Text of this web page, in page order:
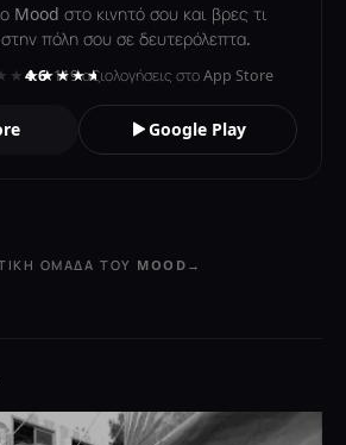
Mood στο κινητό σου και βρες τι
στην πόλη σου σε δευτερόλεπτα.
★★★★★
4.6· 119 αξιολογήσεις στο App Store
Google Play
ΟΜΆΔΑ ΤΟΥ MOOD →